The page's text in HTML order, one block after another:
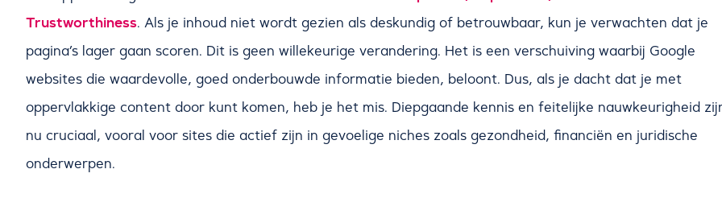
Trustworthiness. Als je inhoud niet wordt gezien als deskundig of betrouwbaar, kun je verwachten dat je
pagina’s lager gaan scoren. Dit is geen willekeurige verandering. Het is een verschuiving waarbij Google
websites die waardevolle, goed onderbouwde informatie bieden, beloont. Dus, als je dacht dat je met
oppervlakkige content door kunt komen, heb je het mis. Diepgaande kennis en feitelijke nauwkeurigheid
nu cruciaal, vooral voor sites die actief zijn in gevoelige niches zoals gezondheid, financiën en juridische
onderwerpen.